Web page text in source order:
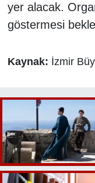
yer alacak.
göstermesi
Kaynak: İzmir